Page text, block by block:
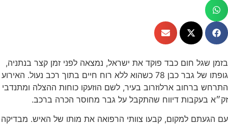
בזמן שגל חום כבד פוקד את ישראל, נמצאה לפני זמן קצר בנתניה,
גופתו של גבר כבן 78 כשהוא ללא רוח חיים בתוך רכב נעול. האירוע
התרחש ברחוב ארלוזרוב בעיר, לשם הוזעקו כוחות ההצלה ומתנדבי
זק״א בעקבות דיווח שהתקבל על גבר מחוסר הכרה ברכב.
עם הגעתם למקום, קבעו צוותי הרפואה את מותו של האיש. מבדיקה